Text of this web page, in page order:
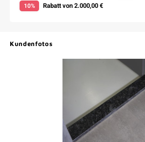
10% Rabatt von 2.000,00 €
Kundenfotos